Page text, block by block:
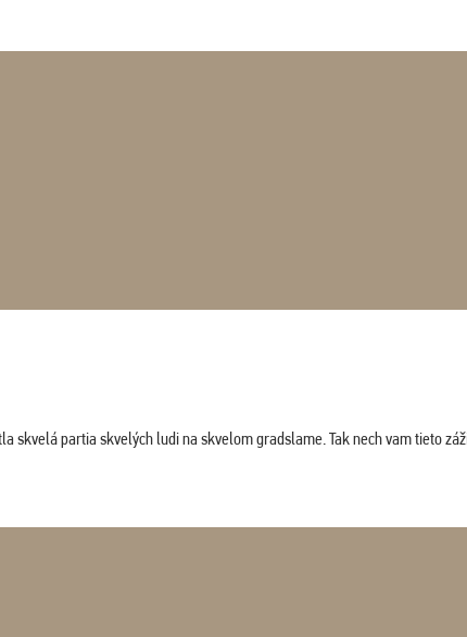
skvelá partia skvelých ludi na skvelom gradslame. Tak nech vam tieto